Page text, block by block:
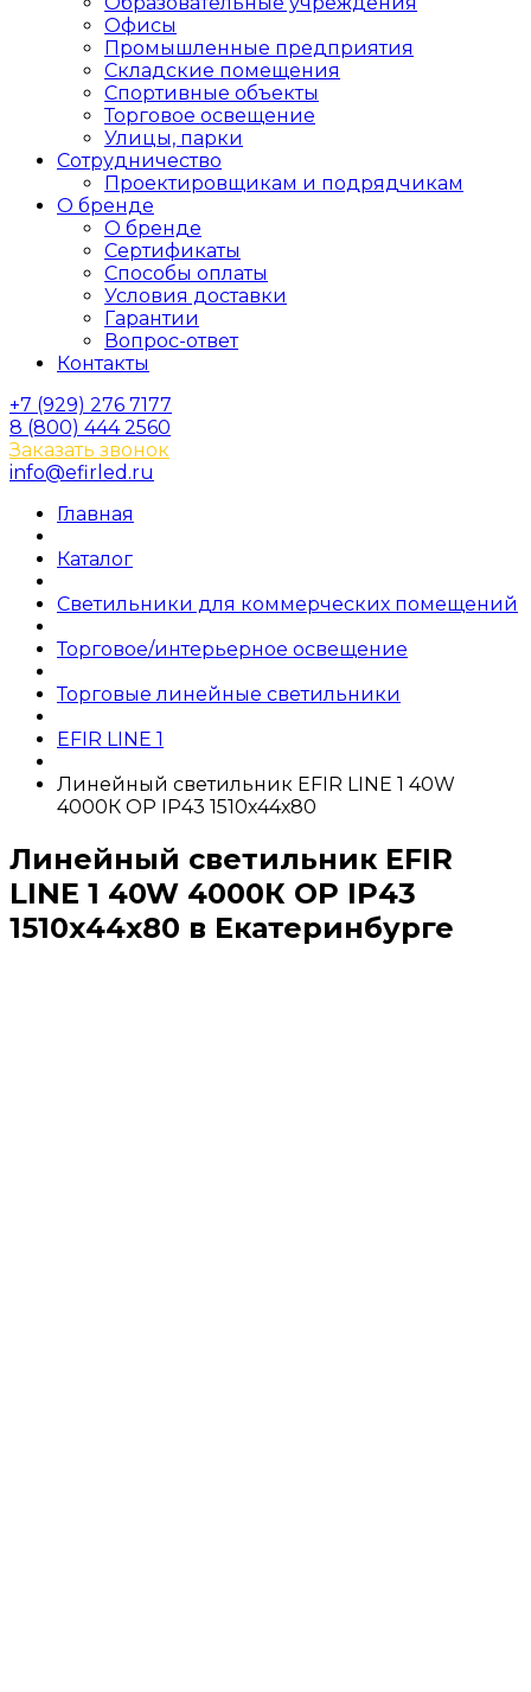
Офисы
Промышленные предприятия
Складские помещения
Спортивные объекты
Торговое освещение
Улицы, парки
Сотрудничество
Проектировщикам и подрядчикам
О бренде
О бренде
Сертификаты
Способы оплаты
Условия доставки
Гарантии
Вопрос-ответ
Контакты
+7 (929) 276 7177
8 (800) 444 2560
Заказать звонок
info@efirled.ru
Главная
Каталог
Светильники для коммерческих помещений
Торговое/интерьерное освещение
Торговые линейные светильники
EFIR LINE 1
Линейный светильник EFIR LINE 1 40W
4000К OP IР43 1510х44х80
Линейный светильник EFIR
LINE 1 40W 4000К OP IР43
1510х44х80 в Екатеринбурге